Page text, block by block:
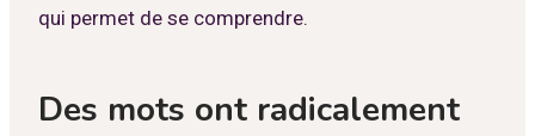
qui permet de se comprendre.
Des mots ont radicalement